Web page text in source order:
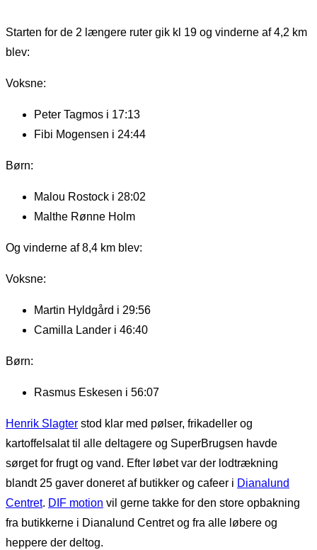
Starten for de 2 længere ruter gik kl 19 og vinderne af 4,2 km
blev:
Voksne:
Peter Tagmos i 17:13
Fibi Mogensen i 24:44
Børn:
Malou Rostock i 28:02
Malthe Rønne Holm
Og vinderne af 8,4 km blev:
Voksne:
Martin Hyldgård i 29:56
Camilla Lander i 46:40
Børn:
Rasmus Eskesen i 56:07
Henrik Slagter stod klar med pølser, frikadeller og
kartoffelsalat til alle deltagere og SuperBrugsen havde
sørget for frugt og vand. Efter løbet var der lodtrækning
blandt 25 gaver doneret af butikker og cafeer i Dianalund
Centret. DIF motion vil gerne takke for den store opbakning
fra butikkerne i Dianalund Centret og fra alle løbere og
heppere der deltog.